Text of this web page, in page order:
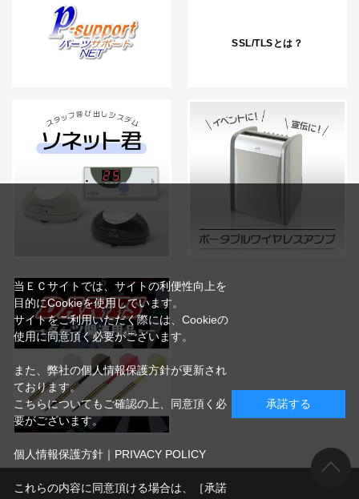
SSL/TLSとは？
当ＥＣサイトでは、サイトの利便性向上を
目的にCookieを使用しています。
サイトをご利用いただく際には、Cookieの
使用に同意頂く必要がございます。
また、弊社の個人情報保護方針が更新され
ております。
こちらについてもご確認の上、同意頂く必
要がございます。
個人情報保護方針｜PRIVACY POLICY
これらの内容に同意頂ける場合は、［承諾
承諾する